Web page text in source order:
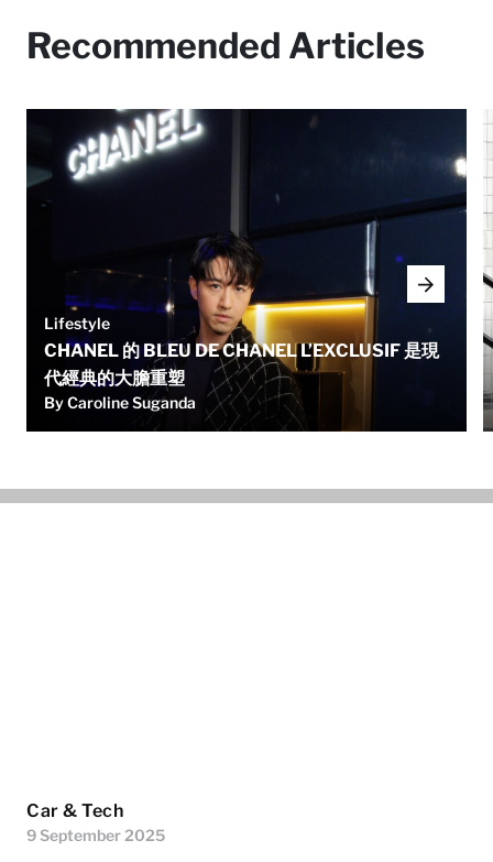
Recommended Articles
Lifestyle
CHANEL 的 BLEU DE CHANEL L’EXCLUSIF 是現
代經典的大膽重塑
By Caroline Suganda
Car & Tech
9 September 2025